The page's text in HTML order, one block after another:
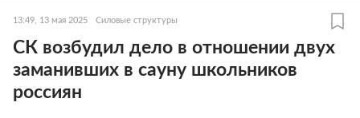
13:49, 13 мая 2025 Силовые структуры
СК возбудил дело в отношении двух
заманивших в сауну школьников
россиян